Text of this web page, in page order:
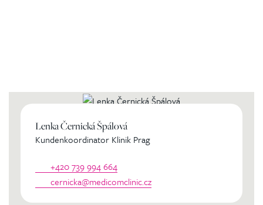
Lenka Černická Špálová
Kundenkoordinator Klinik Prag
+420 739 994 664
cernicka@medicomclinic.cz